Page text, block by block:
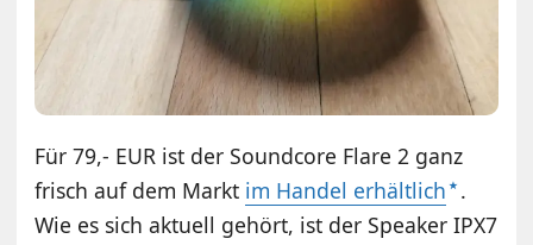
Für 79,- EUR ist der Soundcore Flare 2 ganz
frisch auf dem Markt im Handel erhältlich .
Wie es sich aktuell gehört, ist der Speaker IPX7